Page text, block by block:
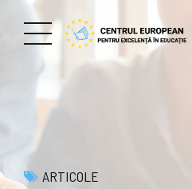
ARTICOLE